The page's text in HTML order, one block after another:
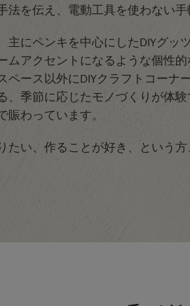
法を伝え、電動工具を使わない手
主にペンキを中心にしたDIYグッ
ムアクセントになるような個性
ペース以外にDIYクラフトコーナ
、季節に応じたモノづくりが体
賑わっています。
たい、作ることが好き、という方